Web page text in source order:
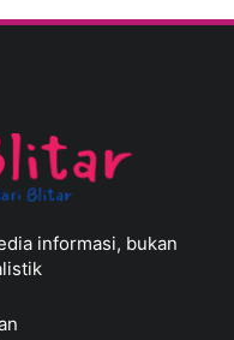
informasi, bukan